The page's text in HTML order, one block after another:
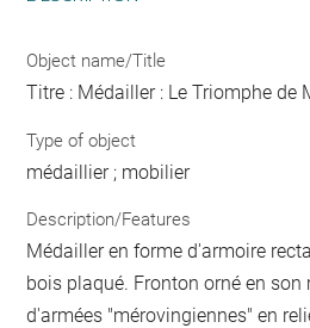
Object name/Title
Titre : Médailler : Le Triomphe de
Type of object
médaillier ; mobilier
Description/Features
Médailler en forme d'armoire
bois plaqué. Fronton orné en
d'armées "mérovingiennes" en